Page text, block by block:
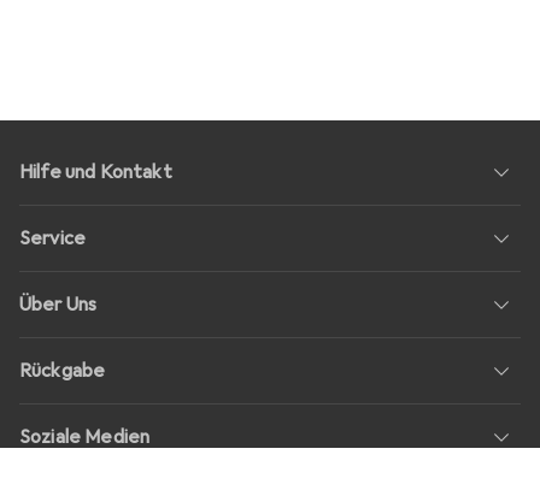
Hilfe und Kontakt
Service
Über Uns
Rückgabe
Soziale Medien